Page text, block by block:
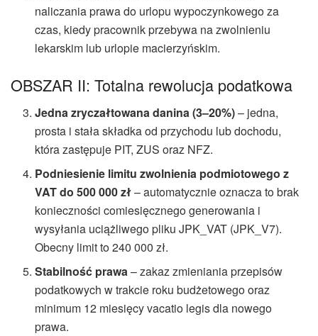
naliczania prawa do urlopu wypoczynkowego za
czas, kiedy pracownik przebywa na zwolnieniu
lekarskim lub urlopie macierzyńskim.
OBSZAR II: Totalna rewolucja podatkowa
Jedna zryczałtowana danina (3–20%)– jedna,
prosta i stała składka od przychodu lub dochodu,
która zastępuje PIT, ZUS oraz NFZ.
Podniesienie limitu zwolnienia podmiotowego z
VAT do 500 000 zł– automatycznie oznacza to brak
konieczności comiesięcznego generowania i
wysyłania uciążliwego pliku JPK_VAT (JPK_V7).
Obecny limit to 240 000 zł.
Stabilność prawa– zakaz zmieniania przepisów
podatkowych w trakcie roku budżetowego oraz
minimum 12 miesięcy vacatio legis dla nowego
prawa.